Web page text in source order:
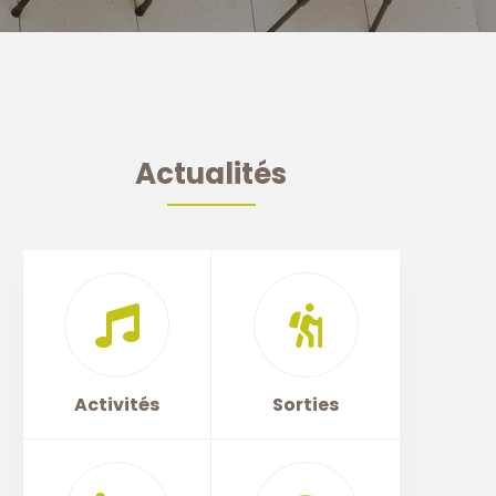
Actualités
Activités Sorties